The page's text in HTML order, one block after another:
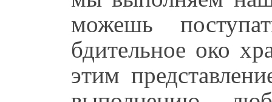
можешь
бдительное око
этим